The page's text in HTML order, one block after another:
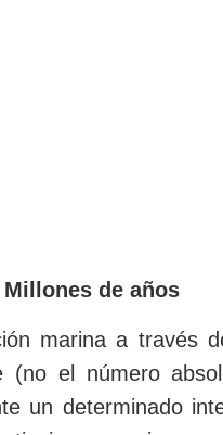
de años
marina a través
(no el número
un determinado